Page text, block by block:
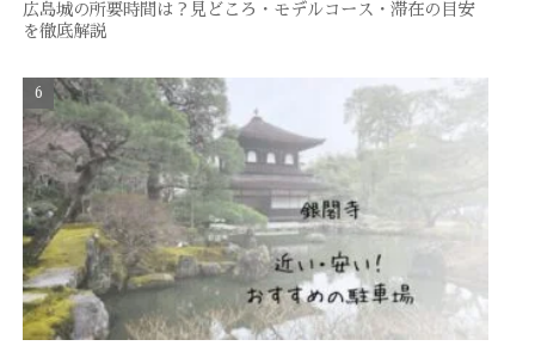
広島城の所要時間は？見どころ・モデルコース・滞在の目安
を徹底解説